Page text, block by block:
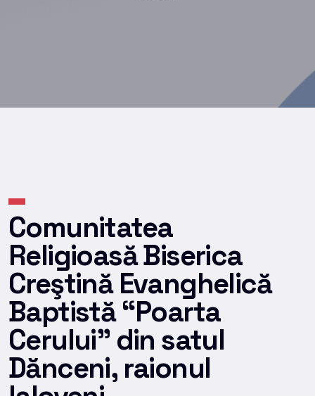
Comunitatea
Religioasă Biserica
Creştină Evanghelică
Baptistă “Poarta
Cerului” din satul
Dănceni, raionul